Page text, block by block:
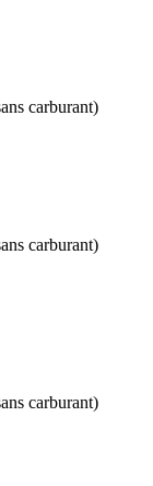
carburant)
carburant)
carburant)